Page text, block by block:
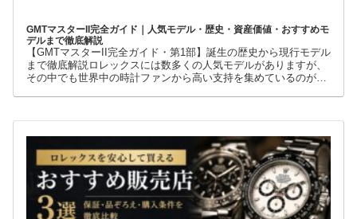
その中でも世界中の時計ファンから高い支持を集めているのが
GMTマスターIIです。赤青ベゼルの「ペプシ」、黒青ベゼルの